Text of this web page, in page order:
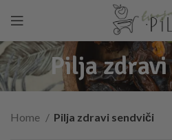
Pilja
Home Pilja zdravi sendviči